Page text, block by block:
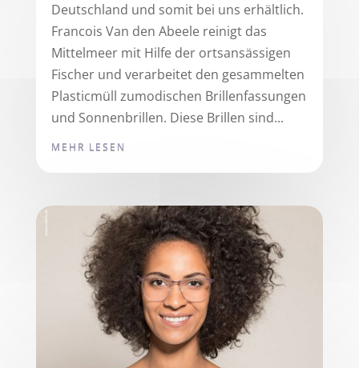
Deutschland und somit bei uns erhältlich.
Francois Van den Abeele reinigt das
Mittelmeer mit Hilfe der ortsansässigen
Fischer und verarbeitet den gesammelten
Plasticmüll zumodischen Brillenfassungen
und Sonnenbrillen. Diese Brillen sind...
MEHR LESEN